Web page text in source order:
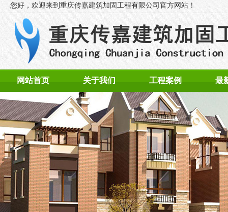
您好，欢迎来到重庆传嘉建筑加固工程有限公司官方网站！
网站首页 关于我们 工程案例 最